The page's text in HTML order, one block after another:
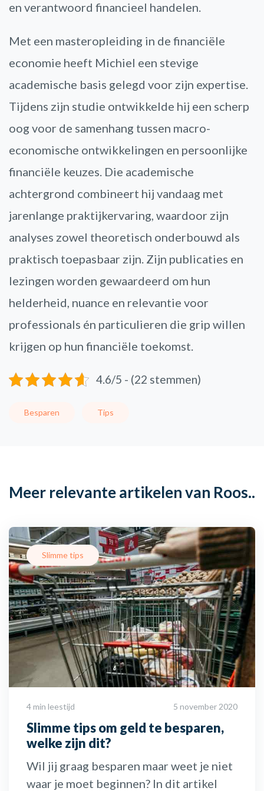
en verantwoord financieel handelen.
Met een masteropleiding in de financiële
economie heeft Michiel een stevige
academische basis gelegd voor zijn expertise.
Tijdens zijn studie ontwikkelde hij een scherp
oog voor de samenhang tussen macro-
economische ontwikkelingen en persoonlijke
financiële keuzes. Die academische
achtergrond combineert hij vandaag met
jarenlange praktijkervaring, waardoor zijn
analyses zowel theoretisch onderbouwd als
praktisch toepasbaar zijn. Zijn publicaties en
lezingen worden gewaardeerd om hun
helderheid, nuance en relevantie voor
professionals én particulieren die grip willen
krijgen op hun financiële toekomst.
4.6/5 - (22 stemmen)
Besparen Tips
Meer relevante artikelen van Roos..
Slimme tips
4 min leestijd 5 november 2020
Slimme tips om geld te besparen,
welke zijn dit?
Wil jij graag besparen maar weet je niet
waar je moet beginnen? In dit artikel